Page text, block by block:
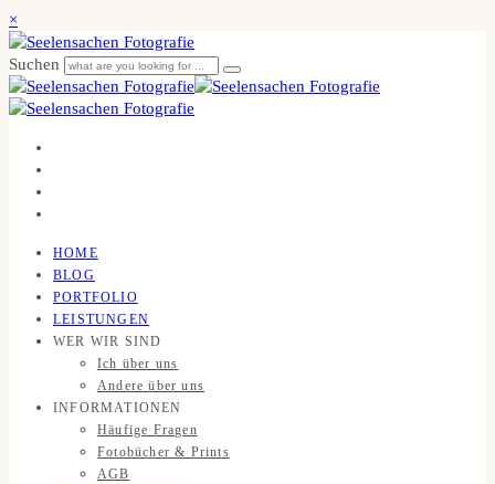
×
Suchen
HOME
BLOG
PORTFOLIO
LEISTUNGEN
WER WIR SIND
Ich über uns
Andere über uns
INFORMATIONEN
Häufige Fragen
Fotobücher & Prints
AGB